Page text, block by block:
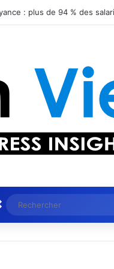
Article Aléatoire